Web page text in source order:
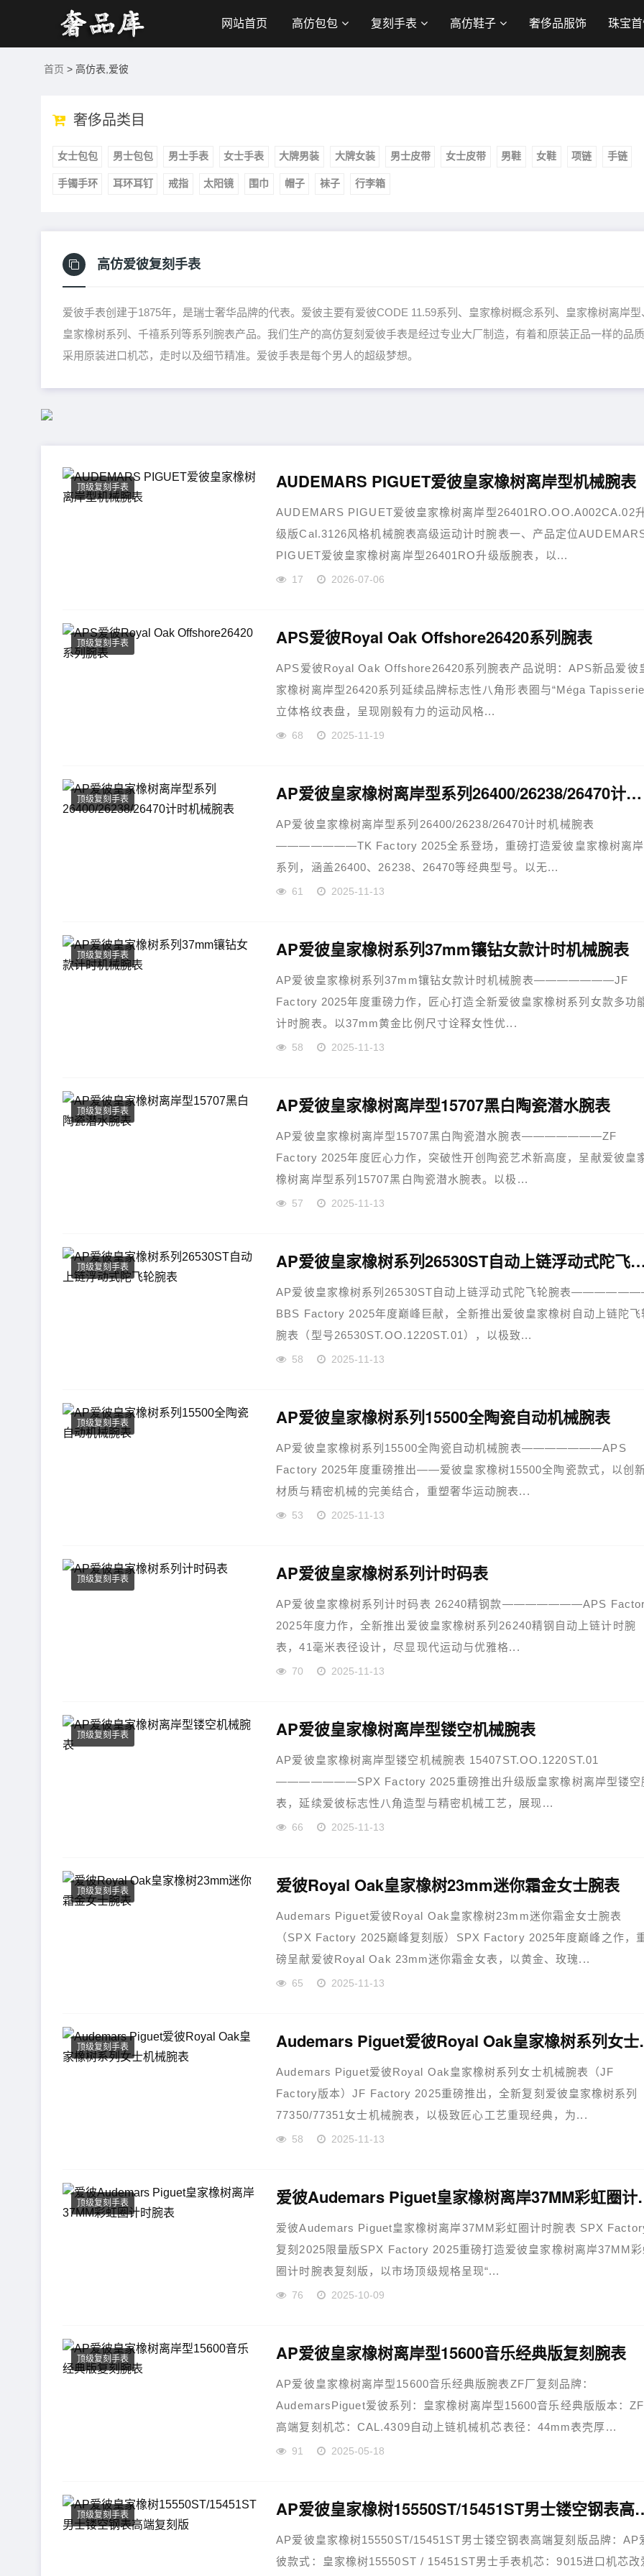
网站首页 高仿包包 复刻手表 高仿鞋子 奢侈品服饰 珠宝
首页 > 高仿表,爱彼
奢侈品类目
女士包包 男士包包 男士手表 女士手表 大牌男装 大牌女装 男士皮带 女士皮带 男鞋 女鞋 项链 手链
手镯手环 耳环耳钉 戒指 太阳镜 围巾 帽子 袜子 行李箱
高仿爱彼复刻手表
爱彼手表创建于1875年，是瑞士奢华品牌的代表。爱彼主要有爱彼CODE 11.59系列、皇家橡树概念系列、皇家橡树离岸型
皇家橡树系列、千禧系列等系列腕表产品。我们生产的高仿复刻爱彼手表是经过专业大厂制造，有着和原装正品一样的品
采用原装进口机芯，走时以及细节精准。爱彼手表是每个男人的超级梦想。
顶级复刻手表 AUDEMARS PIGUET爱彼皇家橡树离岸型机械腕表
AUDEMARS PIGUET爱彼皇家橡树离岸型26401RO.OO.A002CA.02
级版Cal.3126风格机械腕表高级运动计时腕表一、产品定位
PIGUET爱彼皇家橡树离岸型26401RO升级版腕表，以...
17 2026-07-06
顶级复刻手表 APS爱彼Royal Oak Offshore26420系列腕表
APS爱彼Royal Oak Offshore26420系列腕表产品说明：APS新品爱彼
家橡树离岸型26420系列延续品牌标志性八角形表圈与“Méga
立体格纹表盘，呈现刚毅有力的运动风格...
68 2025-11-19
顶级复刻手表 AP爱彼皇家橡树离岸型系列26400/26238/26470计时机械腕表
AP爱彼皇家橡树离岸型系列26400/26238/26470计时机械腕表
———————TK Factory 2025全系登场，重磅打造爱彼皇家橡树离
系列，涵盖26400、26238、26470等经典型号。以无...
61 2025-11-13
顶级复刻手表 AP爱彼皇家橡树系列37mm镶钻女款计时机械腕表
AP爱彼皇家橡树系列37mm镶钻女款计时机械腕表———————JF
Factory 2025年度重磅力作，匠心打造全新爱彼皇家橡树系列女款多功
计时腕表。以37mm黄金比例尺寸诠释女性优...
58 2025-11-13
顶级复刻手表 AP爱彼皇家橡树离岸型15707黑白陶瓷潜水腕表
AP爱彼皇家橡树离岸型15707黑白陶瓷潜水腕表———————ZF
Factory 2025年度匠心力作，突破性开创陶瓷艺术新高度，呈献爱彼皇
橡树离岸型系列15707黑白陶瓷潜水腕表。以极...
57 2025-11-13
顶级复刻手表 AP爱彼皇家橡树系列26530ST
AP爱彼皇家橡树系列26530ST自动上链浮动式陀飞轮腕表
BBS Factory 2025年度巅峰巨献，全新推出爱彼皇家橡树自动上链陀飞
腕表（型号26530ST.OO.1220ST.01），以极致...
58 2025-11-13
顶级复刻手表 AP爱彼皇家橡树系列15500全陶瓷自动机械腕表
AP爱彼皇家橡树系列15500全陶瓷自动机械腕表———————APS
Factory 2025年度重磅推出——爱彼皇家橡树15500全陶瓷款式，以创
材质与精密机械的完美结合，重塑奢华运动腕表...
53 2025-11-13
顶级复刻手表 AP爱彼皇家橡树系列计时码表
AP爱彼皇家橡树系列计时码表 26240精钢款———————APS
2025年度力作，全新推出爱彼皇家橡树系列26240精钢自动上链计时腕
表，41毫米表径设计，尽显现代运动与优雅格...
70 2025-11-13
顶级复刻手表 AP爱彼皇家橡树离岸型镂空机械腕表
AP爱彼皇家橡树离岸型镂空机械腕表 15407ST.OO.1220ST.01
———————SPX Factory 2025重磅推出升级版皇家橡树离岸型镂空
表，延续爱彼标志性八角造型与精密机械工艺，展现...
66 2025-11-13
顶级复刻手表 爱彼Royal Oak皇家橡树23mm迷你霜金女士腕表
Audemars Piguet爱彼Royal Oak皇家橡树23mm迷你霜金女士腕表
（SPX Factory 2025巅峰复刻版）SPX Factory 2025年度巅峰之作，
磅呈献爱彼Royal Oak 23mm迷你霜金女表，以黄金、玫瑰...
65 2025-11-13
顶级复刻手表
Audemars Piguet爱彼Royal Oak皇家橡树系列女士机械腕表（JF
Factory版本）JF Factory 2025重磅推出，全新复刻爱彼皇家橡树系列
77350/77351女士机械腕表，以极致匠心工艺重现经典，为...
58 2025-11-13
顶级复刻手表 爱彼
爱彼Audemars Piguet皇家橡树离岸37MM彩虹圈计时腕表 SPX
复刻2025限量版SPX Factory 2025重磅打造爱彼皇家橡树离岸37MM
圈计时腕表复刻版，以市场顶级规格呈现“...
76 2025-10-09
顶级复刻手表 AP爱彼皇家橡树离岸型15600音乐经典版复刻腕表
AP爱彼皇家橡树离岸型15600音乐经典版腕表ZF厂复刻品牌：
AudemarsPiguet爱彼系列：皇家橡树离岸型15600音乐经典版版本：
高端复刻机芯：CAL.4309自动上链机械机芯表径：44mm表壳厚...
91 2025-05-18
顶级复刻手表 AP爱彼皇家橡树
AP爱彼皇家橡树15550ST/15451ST男士镂空钢表高端复刻版品牌：AP
彼款式：皇家橡树15550ST / 15451ST男士手表机芯：9015进口机芯改